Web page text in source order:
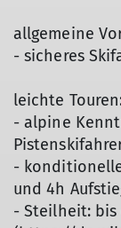
allgemeine
- sicheres
leichte
- alpine
-
und 4h
- Steilheit: bis